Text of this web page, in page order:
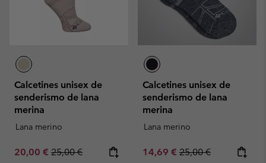
Calcetines unisex de
senderismo de lana
merina
Lana merino
Sale price:
20,00 € Regular price:
25,00 €
Calcetines unisex de
senderismo de lana
merina
Lana merino
Sale price:
14,69 € Regular price:
25,00 €